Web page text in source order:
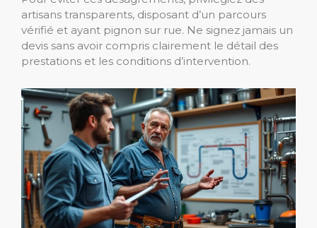
artisans transparents, disposant d’un parcours
vérifié et ayant pignon sur rue. Ne signez jamais un
devis sans avoir compris clairement le détail des
prestations et les conditions d’intervention.